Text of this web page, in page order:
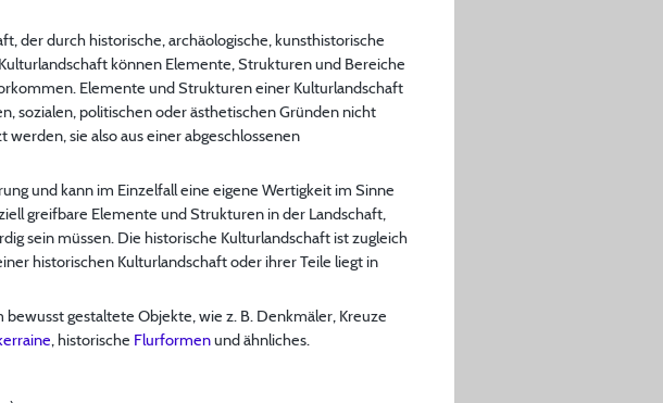
der durch historische, archäologische, kunsthistorische
können Elemente, Strukturen und Bereiche
Elemente und Strukturen einer Kulturlandschaft
sozialen, politischen oder ästhetischen Gründen nicht
sie also aus einer abgeschlossenen
und kann im Einzelfall eine eigene Wertigkeit im Sinne
greifbare Elemente und Strukturen in der Landschaft,
sein müssen. Die historische Kulturlandschaft ist zugleich
historischen Kulturlandschaft oder ihrer Teile liegt in
gestaltete Objekte, wie z. B. Denkmäler, Kreuze
, historische Flurformenund ähnliches.